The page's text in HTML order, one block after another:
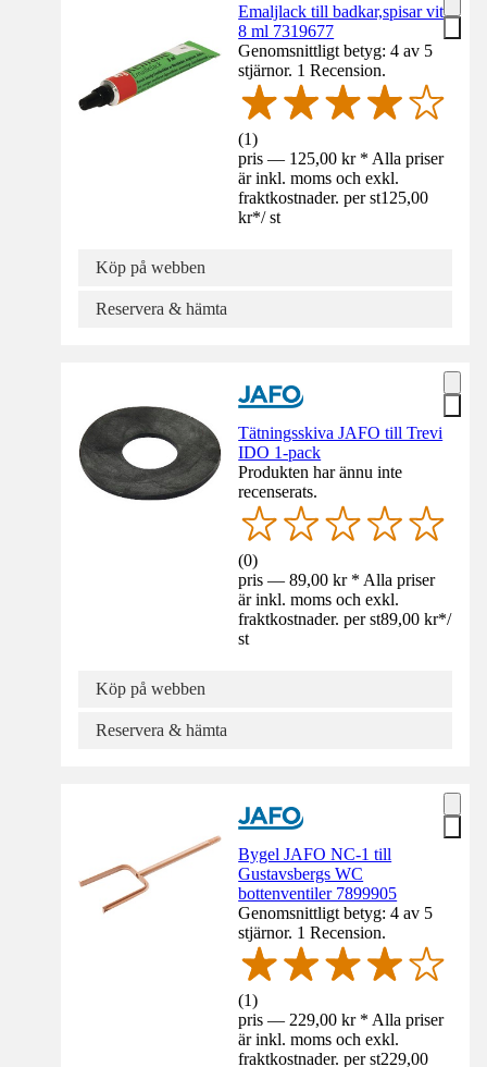
Emaljlack till badkar,spisar vit
8 ml 7319677
Genomsnittligt betyg: 4 av 5
stjärnor. 1 Recension.
(1)
pris — 125,00 kr * Alla priser
är inkl. moms och exkl.
fraktkostnader. per st125,00
kr*/ st
Köp på webben
Reservera & hämta
Tätningsskiva JAFO till Trevi
IDO 1-pack
Produkten har ännu inte
recenserats.
(0)
pris — 89,00 kr * Alla priser
är inkl. moms och exkl.
fraktkostnader. per st89,00 kr*/
st
Köp på webben
Reservera & hämta
Bygel JAFO NC-1 till
Gustavsbergs WC
bottenventiler 7899905
Genomsnittligt betyg: 4 av 5
stjärnor. 1 Recension.
(1)
pris — 229,00 kr * Alla priser
är inkl. moms och exkl.
fraktkostnader. per st229,00